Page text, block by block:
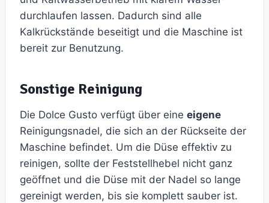
durchlaufen lassen. Dadurch sind alle
Kalkrückstände beseitigt und die Maschine ist
bereit zur Benutzung.
Sonstige Reinigung
Die Dolce Gusto verfügt über eine eigene
Reinigungsnadel, die sich an der Rückseite der
Maschine befindet. Um die Düse effektiv zu
reinigen, sollte der Feststellhebel nicht ganz
geöffnet und die Düse mit der Nadel so lange
gereinigt werden, bis sie komplett sauber ist.